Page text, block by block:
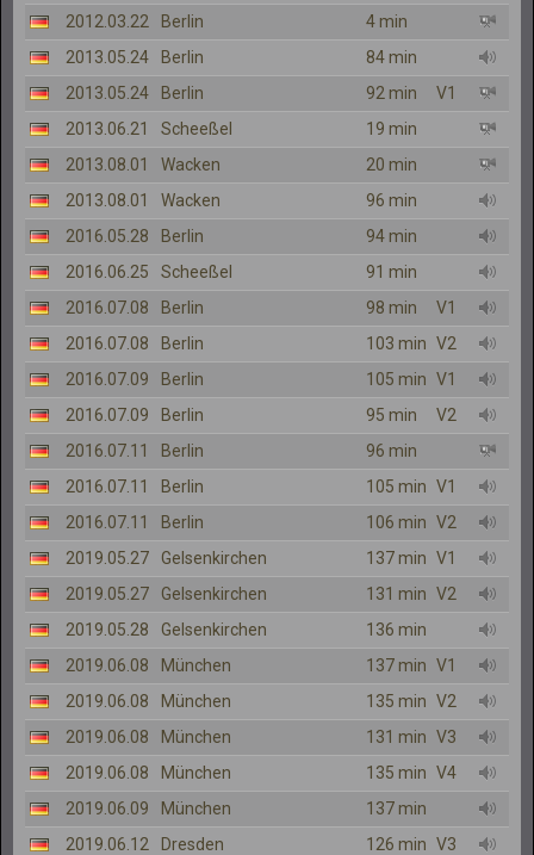
2012.03.22
Berlin
4 min
2013.05.24
Berlin
84 min
2013.05.24
Berlin 92 min
V1
2013.06.21
Scheeßel
19 min
2013.08.01
Wacken
20 min
2013.08.01
Wacken
96 min
2016.05.28
Berlin
94 min
2016.06.25
Scheeßel
91 min
2016.07.08
Berlin 98 min
V1
2016.07.08
Berlin 103 min V2
2016.07.09
Berlin 105 min V1
2016.07.09
Berlin 95 min
V2
2016.07.11
Berlin
96 min
2016.07.11
Berlin 105 min V1
2016.07.11
Berlin 106 min V2
2019.05.27
Gelsenkirchen 137 min V1
2019.05.27
Gelsenkirchen 131 min V2
2019.05.28
Gelsenkirchen
136 min
2019.06.08
München 137 min V1
2019.06.08
München 135 min V2
2019.06.08
München 131 min V3
2019.06.08
München 135 min V4
2019.06.09
München
137 min
2019.06.12
Dresden 126 min V3